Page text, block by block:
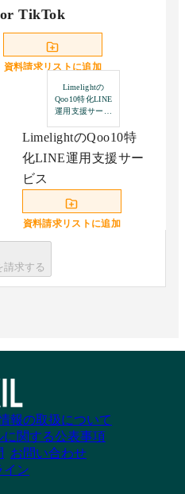
TikTok
資料請求リストに追加
Limelightの
Qoo10特化LINE
運用支援サービ
LimelightのQoo10特
化LINE運用支援サー
ビス
資料請求リストに追加
シェアコトのSNS運
用サービス
請求する
報の取扱について
関する公表事項
お問い合わせ
イン